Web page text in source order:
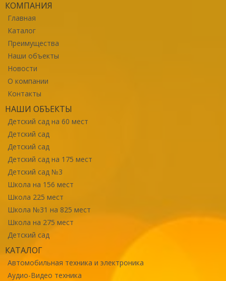
КОМПАНИЯ
Главная
Каталог
Преимущества
Наши объекты
Новости
О компании
Контакты
НАШИ ОБЪЕКТЫ
Детский сад на 60 мест
Детский сад
Детский сад
Детский сад на 175 мест
Детский сад №3
Школа на 156 мест
Школа 225 мест
Школа №31 на 825 мест
Школа на 275 мест
Детский сад
КАТАЛОГ
Автомобильная техника и электроника
Аудио-Видео техника